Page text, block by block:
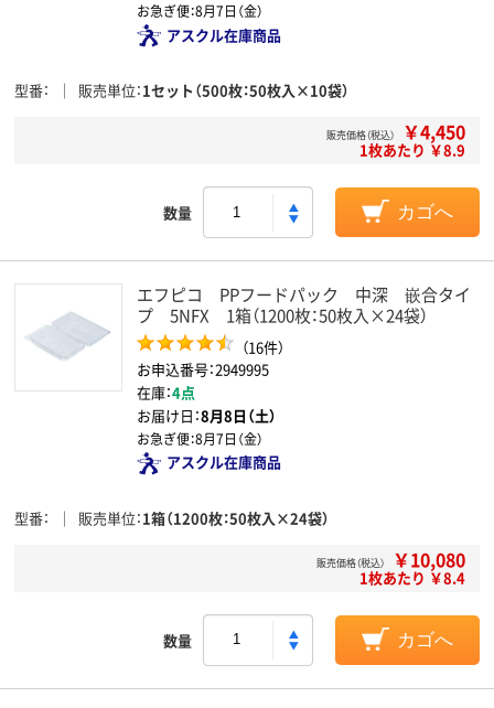
お急ぎ便：8月7日（金）
アスクル在庫商品
型番 販売単位 1セット（500枚：50枚入×10袋）
販売価格（税込） ￥4,450
1枚あたり ￥8.9
数量 カゴへ
エフピコ PPフードパック 中深 嵌合タイ
プ 5NFX 1箱（1200枚：50枚入×24袋）
（16件）
お申込番号：2949995
在庫：4点
お届け日：8月8日（土）
お急ぎ便：8月7日（金）
アスクル在庫商品
型番 販売単位 1箱（1200枚：50枚入×24袋）
販売価格（税込） ￥10,080
1枚あたり ￥8.4
数量 カゴへ